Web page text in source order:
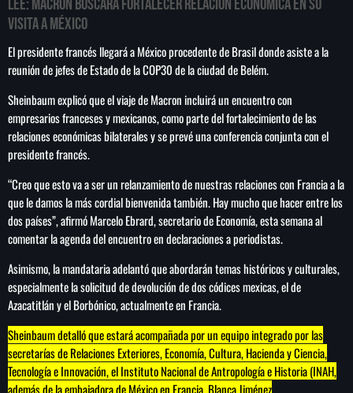
SEARCH
NOTAS
Cae primer detenido por robo a casa de
Senado allana el nombramiento de Todd
Blanche como fiscal general de EE.UU.
Vinícius Jr renueva con en el Real Madrid
hasta 2032
LEE: Macron buscará fortalecer relación económica en su
visita a México
El presidente francés llegará a México procedente de Brasil donde asiste a la
reunión de jefes de Estado de la COP30 de la ciudad de Belém.
Sheinbaum explicó que el viaje de Macron incluirá un encuentro con
empresarios franceses y mexicanos, como parte del fortalecimiento de las
relaciones económicas bilaterales y se prevé una conferencia conjunta con el
presidente francés.
“Creo que esto va a ser un relanzamiento de nuestras relaciones con Francia a la
que le damos la más cordial bienvenida también. Hay mucho que hacer entre los
dos países”, afirmó Marcelo Ebrard, secretario de Economía, esta semana al
comentar la agenda del encuentro en declaraciones a periodistas.
Asimismo, la mandataria adelantó que abordarán temas históricos y culturales,
especialmente la solicitud de devolución de dos códices mexicas, el de
Azacatitlán y el Borbónico, actualmente en Francia.
Sheinbaum detalló que estará acompañada por un equipo integrado por las
secretarías de Relaciones Exteriores, Economía, Cultura, Hacienda y Ciencia,
Tecnología e Innovación, el Instituto Nacional de Antropología e Historia (INAH,
además de la embajadora de México en Francia, Blanca Jiménez